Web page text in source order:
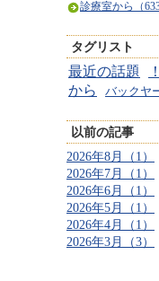
診療室から（633
タグリスト
最近の話題
から
バックヤ
以前の記事
2026年8月（1）
2026年7月（1）
2026年6月（1）
2026年5月（1）
2026年4月（1）
2026年3月（3）